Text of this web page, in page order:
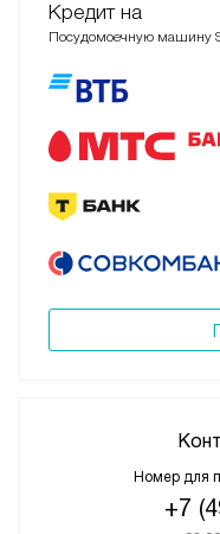
Кредит на
Посудомоечную машину
Номер для
+7